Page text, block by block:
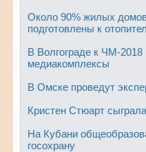
Около 90% жилых
подготовлены к
В Волгограде к ЧМ-2018
медиакомплексы
В Омске проведут
Кристен Стюарт
На Кубани
госохрану